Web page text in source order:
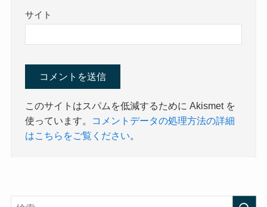
サイト
このサイトはスパムを低減するために Akismet を
使っています。
コメントデータの処理方法の詳細
はこちらをご覧ください。